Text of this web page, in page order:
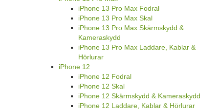
iPhone 13 Pro Max Fodral
iPhone 13 Pro Max Skal
iPhone 13 Pro Max Skärmskydd &
Kameraskydd
iPhone 13 Pro Max Laddare, Kablar &
Hörlurar
iPhone 12
iPhone 12 Fodral
iPhone 12 Skal
iPhone 12 Skärmskydd & Kameraskydd
iPhone 12 Laddare, Kablar & Hörlurar